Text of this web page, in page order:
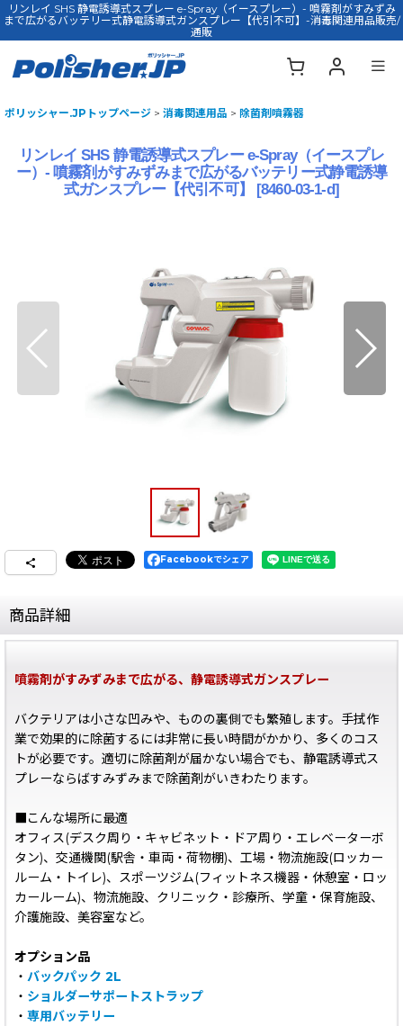
リンレイ SHS 静電誘導式スプレー e-Spray（イースプレー）- 噴霧剤がすみずみ
まで広がるバッテリー式静電誘導式ガンスプレー【代引不可】-消毒関連用品販売/
通販
ポリッシャー.JPトップページ > 消毒関連用品 > 除菌剤噴霧器
リンレイ SHS 静電誘導式スプレー e-Spray（イースプレ
ー）- 噴霧剤がすみずみまで広がるバッテリー式静電誘導
式ガンスプレー【代引不可】
[8460-03-1-d]
Facebookでシェア
商品詳細
噴霧剤がすみずみまで広がる、静電誘導式ガンスプレー
バクテリアは小さな凹みや、ものの裏側でも繁殖します。手拭作
業で効果的に除菌するには非常に長い時間がかかり、多くのコス
トが必要です。適切に除菌剤が届かない場合でも、静電誘導式ス
プレーならばすみずみまで除菌剤がいきわたります。
■こんな場所に最適
オフィス(デスク周り・キャビネット・ドア周り・エレベーターボ
タン)、交通機関(駅舎・車両・荷物棚)、工場・物流施設(ロッカー
ルーム・トイレ)、スポーツジム(フィットネス機器・休憩室・ロッ
カールーム)、物流施設、クリニック・診療所、学童・保育施設、
介護施設、美容室など。
オプション品
・ バックパック 2L
・ ショルダーサポートストラップ
・ 専用バッテリー